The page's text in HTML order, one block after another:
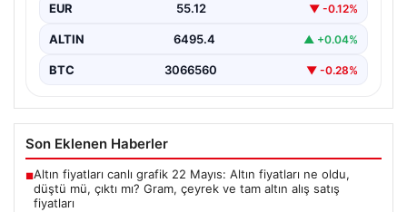
ilaçları…
EUR 55.12 ▼ -0.12%
ALTIN 6495.4 ▲ +0.04%
BTC 3066560 ▼ -0.28%
Son Eklenen Haberler
■Altın fiyatları canlı grafik 22 Mayıs: Altın fiyatları ne oldu,
düştü mü, çıktı mı? Gram, çeyrek ve tam altın alış satış
fiyatları